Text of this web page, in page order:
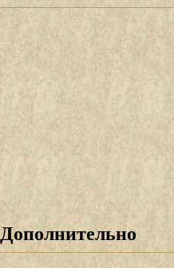
Дополнительно